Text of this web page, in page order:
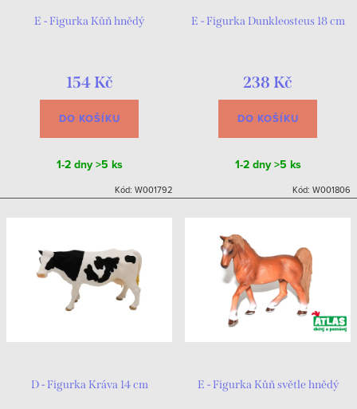
E - Figurka Kůň hnědý
154 Kč
DO KOŠÍKU
1-2 dny>5 ks
Kód: W001792
E - Figurka Dunkleosteus 18 cm
238 Kč
DO KOŠÍKU
1-2 dny>5 ks
Kód: W001806
D - Figurka Kráva 14 cm E - Figurka Kůň světle hnědý